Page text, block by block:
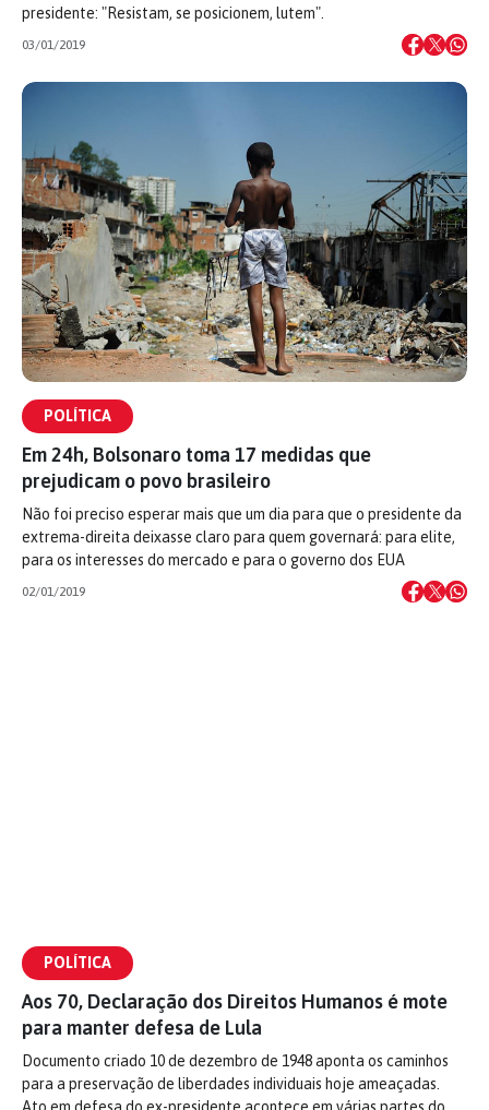
presidente: "Resistam, se posicionem, lutem".
03/01/2019
POLÍTICA
Em 24h, Bolsonaro toma 17 medidas que
prejudicam o povo brasileiro
Não foi preciso esperar mais que um dia para que o presidente da
extrema-direita deixasse claro para quem governará: para elite,
para os interesses do mercado e para o governo dos EUA
02/01/2019
POLÍTICA
Aos 70, Declaração dos Direitos Humanos é mote
para manter defesa de Lula
Documento criado 10 de dezembro de 1948 aponta os caminhos
para a preservação de liberdades individuais hoje ameaçadas.